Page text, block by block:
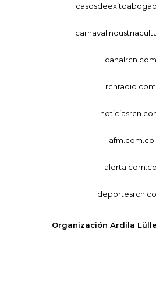
canalrcn.com
rcnradio.com
lafm.com.co
alerta.com.co
Organización Ardila